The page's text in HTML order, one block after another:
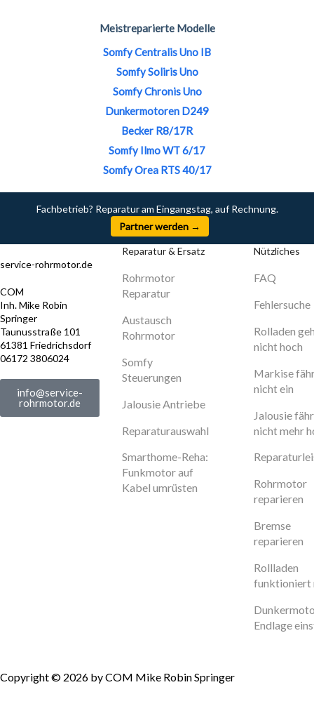
Meistreparierte Modelle
Somfy Centralis Uno IB
Somfy Soliris Uno
Somfy Chronis Uno
Dunkermotoren D249
Becker R8/17R
Somfy Ilmo WT 6/17
Somfy Orea RTS 40/17
Fachbetrieb? Reparatur am Eingangstag, auf Rechnung.
Partner werden →
service-rohrmotor.de
COM
Inh. Mike Robin
Springer
Taunusstraße 101
61381 Friedrichsdorf
06172 3806024
info@service-
rohrmotor.de
Reparatur & Ersatz
Rohrmotor
Reparatur
Austausch
Rohrmotor
Somfy
Steuerungen
Jalousie Antriebe
Reparaturauswahl
Smarthome-Reha:
Funkmotor auf
Kabel umrüsten
Nützliches
FAQ
Fehlersuche
Rolladen
nicht hoch
Markise
nicht ein
Jalousie
nicht mehr
Rohrmotor
reparieren
Bremse
reparieren
Rollladen
funktioniert
Endlage
Copyright © 2026 by COM Mike Robin Springer